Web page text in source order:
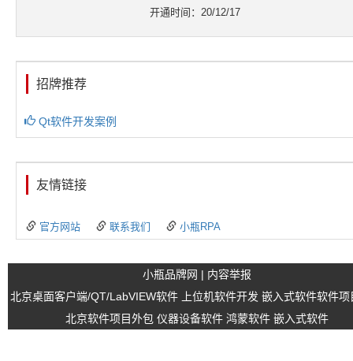
开通时间：20/12/17
招牌推荐
Qt软件开发案例
友情链接
官方网站 联系我们 小瓶RPA
小瓶品牌网 | 内容举报
北京桌面客户端/QT/LabVIEW软件
上位机软件开发嵌入式软件软件项
北京软件项目外包 仪器设备软件 鸿蒙软件 嵌入式软件